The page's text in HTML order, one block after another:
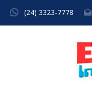
(24) 3323-7778